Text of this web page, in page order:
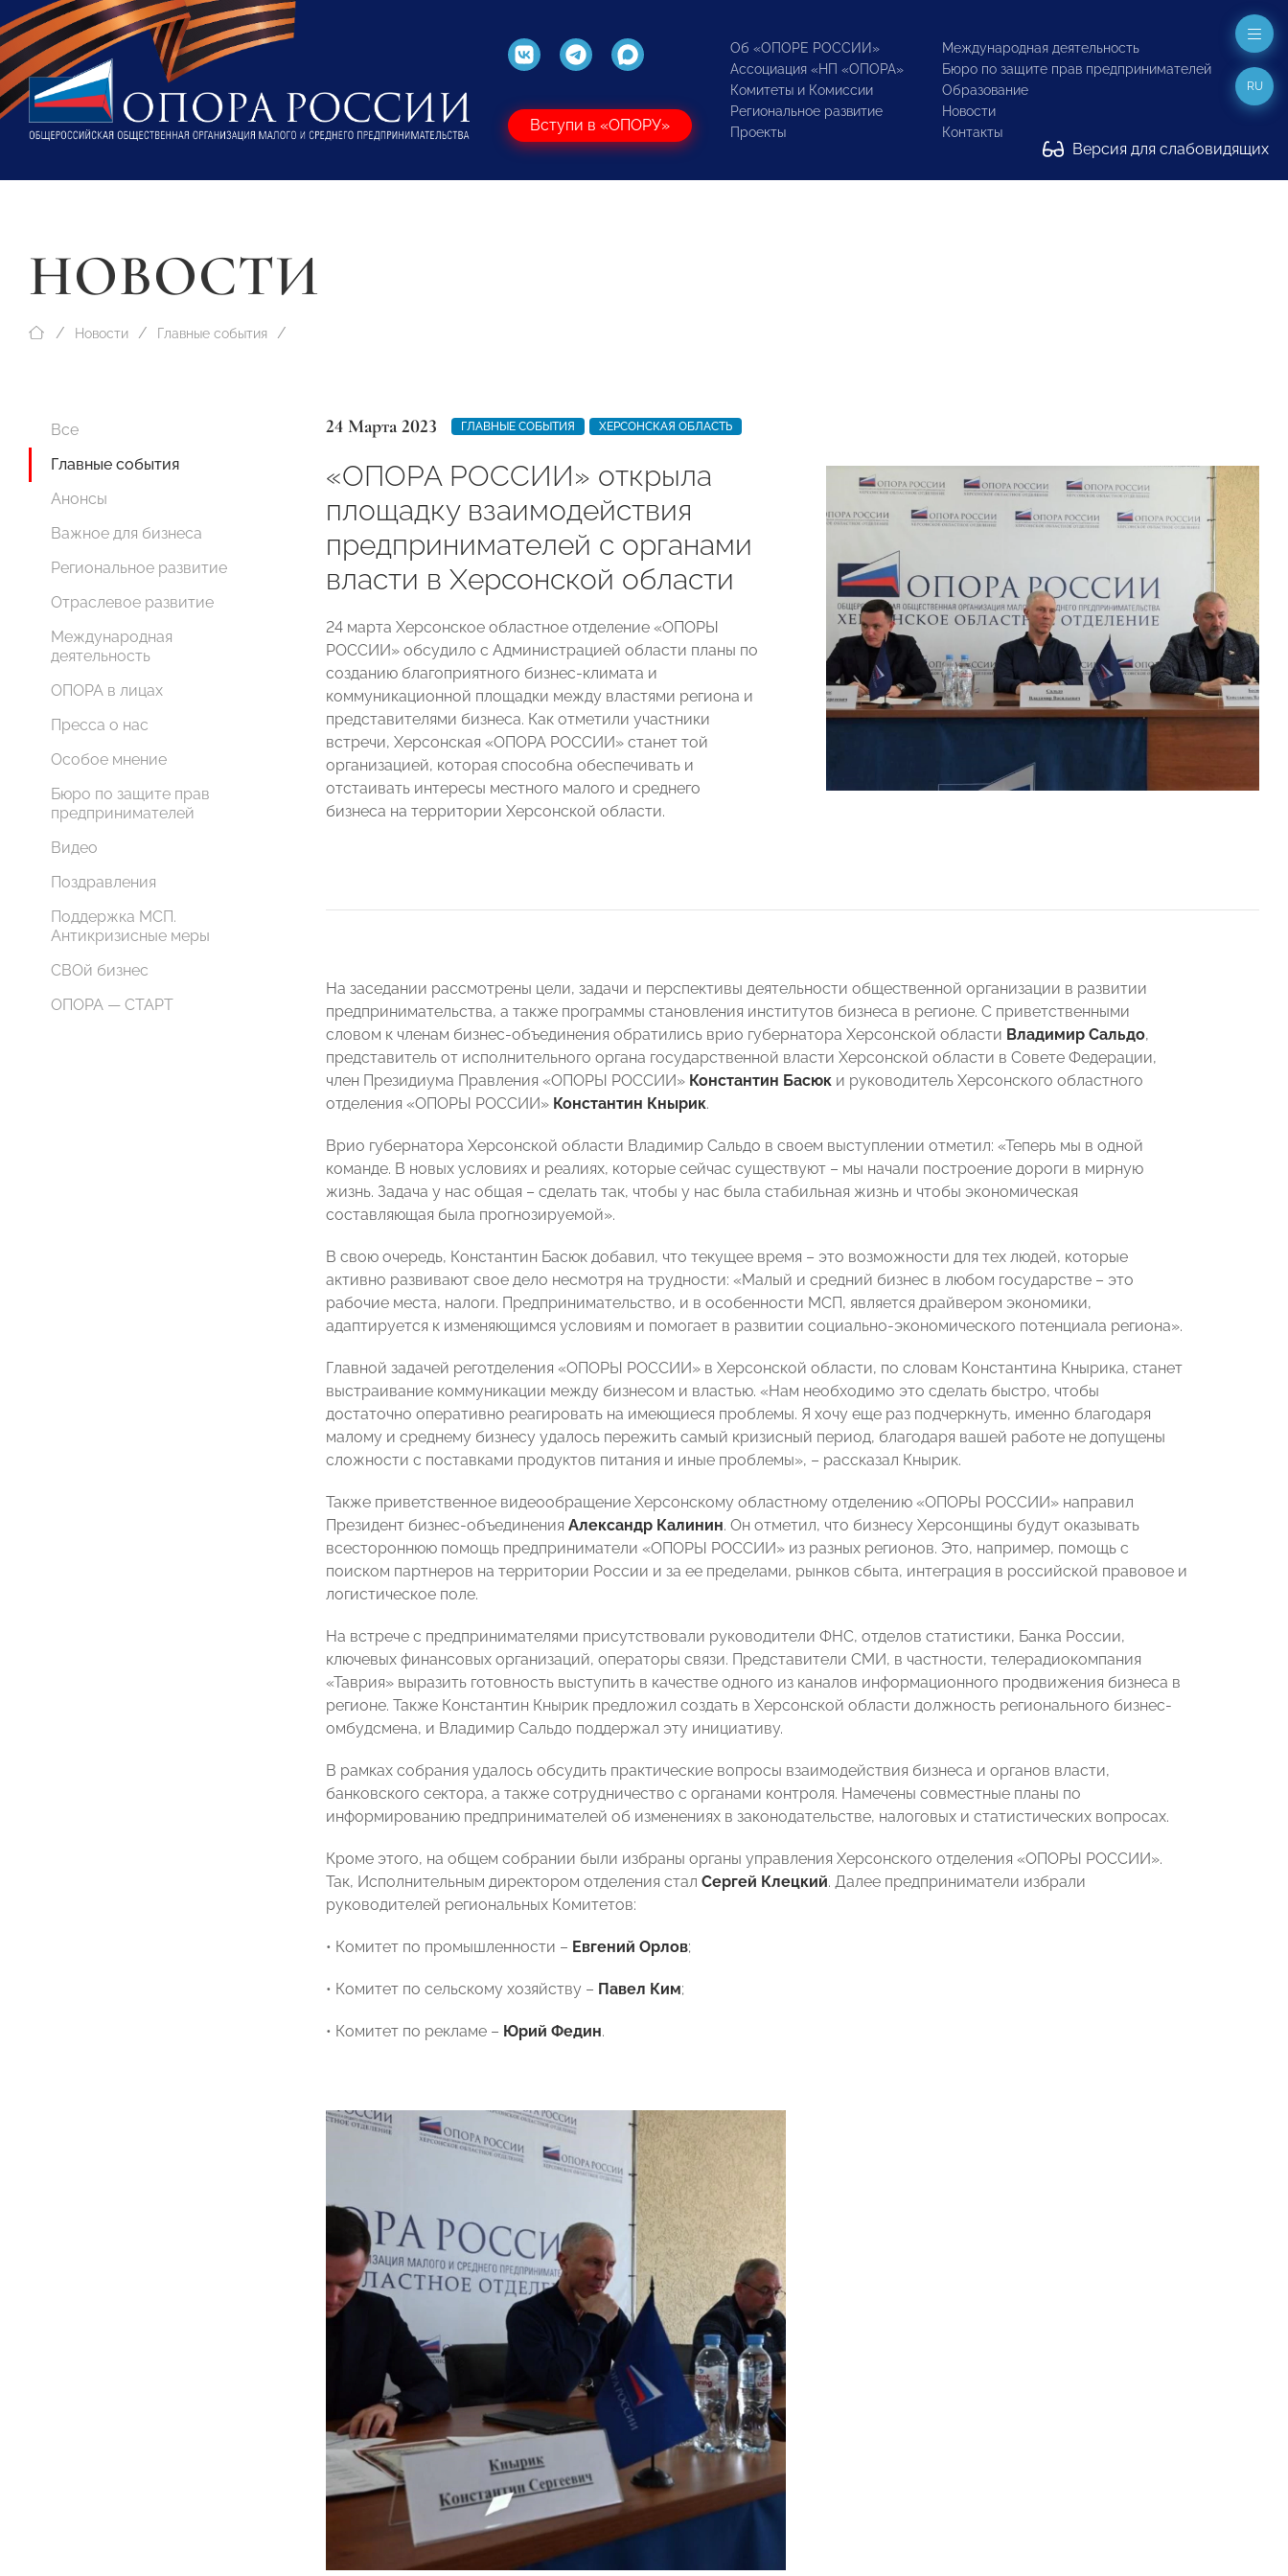
Вступи в «ОПОРУ»
Об «ОПОРЕ РОССИИ»
Ассоциация «НП «ОПОРА»
Комитеты и Комиссии
Региональное развитие
Проекты
Международная деятельность
Бюро по защите прав предпринимателей
Образование
Новости
Контакты
Версия для слабовидящих
RU
НОВОСТИ
Новости Главные события
Все
Главные события
Анонсы
Важное для бизнеса
Региональное развитие
Отраслевое развитие
Международная
деятельность
ОПОРА в лицах
Пресса о нас
Особое мнение
Бюро по защите прав
предпринимателей
Видео
Поздравления
Поддержка МСП.
Антикризисные меры
СВОй бизнес
ОПОРА — СТАРТ
24 Марта 2023 ГЛАВНЫЕ СОБЫТИЯ ХЕРСОНСКАЯ ОБЛАСТЬ
«ОПОРА РОССИИ» открыла
площадку взаимодействия
предпринимателей с органами
власти в Херсонской области
24 марта Херсонское областное отделение «ОПОРЫ
РОССИИ» обсудило с Администрацией области планы по
созданию благоприятного бизнес-климата и
коммуникационной площадки между властями региона и
представителями бизнеса. Как отметили участники
встречи, Херсонская «ОПОРА РОССИИ» станет той
организацией, которая способна обеспечивать и
отстаивать интересы местного малого и среднего
бизнеса на территории Херсонской области.
На заседании рассмотрены цели, задачи и перспективы деятельности общественной организации в развитии
предпринимательства, а также программы становления институтов бизнеса в регионе. С приветственными
словом к членам бизнес-объединения обратились врио губернатора Херсонской области Владимир Сальдо,
представитель от исполнительного органа государственной власти Херсонской области в Совете Федерации,
член Президиума Правления «ОПОРЫ РОССИИ» Константин Басюк и руководитель Херсонского областного
отделения «ОПОРЫ РОССИИ» Константин Кнырик.
Врио губернатора Херсонской области Владимир Сальдо в своем выступлении отметил: «Теперь мы в одной
команде. В новых условиях и реалиях, которые сейчас существуют – мы начали построение дороги в мирную
жизнь. Задача у нас общая – сделать так, чтобы у нас была стабильная жизнь и чтобы экономическая
составляющая была прогнозируемой».
В свою очередь, Константин Басюк добавил, что текущее время – это возможности для тех людей, которые
активно развивают свое дело несмотря на трудности: «Малый и средний бизнес в любом государстве – это
рабочие места, налоги. Предпринимательство, и в особенности МСП, является драйвером экономики,
адаптируется к изменяющимся условиям и помогает в развитии социально-экономического потенциала региона».
Главной задачей реготделения «ОПОРЫ РОССИИ» в Херсонской области, по словам Константина Кнырика, станет
выстраивание коммуникации между бизнесом и властью. «Нам необходимо это сделать быстро, чтобы
достаточно оперативно реагировать на имеющиеся проблемы. Я хочу еще раз подчеркнуть, именно благодаря
малому и среднему бизнесу удалось пережить самый кризисный период, благодаря вашей работе не допущены
сложности с поставками продуктов питания и иные проблемы», – рассказал Кнырик.
Также приветственное видеообращение Херсонскому областному отделению «ОПОРЫ РОССИИ» направил
Президент бизнес-объединения Александр Калинин. Он отметил, что бизнесу Херсонщины будут оказывать
всестороннюю помощь предприниматели «ОПОРЫ РОССИИ» из разных регионов. Это, например, помощь с
поиском партнеров на территории России и за ее пределами, рынков сбыта, интеграция в российской правовое и
логистическое поле.
На встрече с предпринимателями присутствовали руководители ФНС, отделов статистики, Банка России,
ключевых финансовых организаций, операторы связи. Представители СМИ, в частности, телерадиокомпания
«Таврия» выразить готовность выступить в качестве одного из каналов информационного продвижения бизнеса в
регионе. Также Константин Кнырик предложил создать в Херсонской области должность регионального бизнес-
омбудсмена, и Владимир Сальдо поддержал эту инициативу.
В рамках собрания удалось обсудить практические вопросы взаимодействия бизнеса и органов власти,
банковского сектора, а также сотрудничество с органами контроля. Намечены совместные планы по
информированию предпринимателей об изменениях в законодательстве, налоговых и статистических вопросах.
Кроме этого, на общем собрании были избраны органы управления Херсонского отделения «ОПОРЫ РОССИИ».
Так, Исполнительным директором отделения стал Сергей Клецкий. Далее предприниматели избрали
руководителей региональных Комитетов:
• Комитет по промышленности – Евгений Орлов;
• Комитет по сельскому хозяйству – Павел Ким;
• Комитет по рекламе – Юрий Федин.